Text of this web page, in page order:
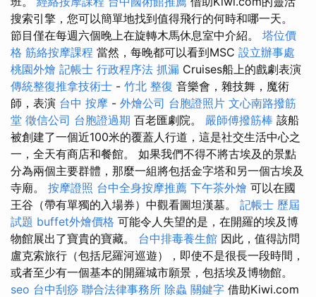
搜索引擎，您可以簡單地找到值得飛行的何時和哪一天。
節目僅在每週六個晚上在旋轉木馬休息室中介紹。 塔位價
格 筋絡按摩課程 當然，每晚都可以看到MSC 設立辦事處
桃園外燴 記帳士 行政程序法 抓漏 Cruises船上的戲劇表演
傳統整復推拿技術士 - 竹北 整復 音樂會，雜技舞，魔術
師，表演 台中 按摩 - 外燴公司 台胞證照片 文心南路撥筋
堂 徵信公司 台胞證過期 百老匯劇院。 嚴師傅撥筋棒 該船
被創建了一個近100米的覆蓋人行道，這是社交生活中心之
一，全天有商店和餐館。 如果我們不得不將古埃及的景點
分為兩個主要群體，那麼一組將包括金字塔和另一個古埃及
寺廟。 按摩證照 台中全身按摩推薦 下午茶外燴 可以在國
王谷（帶有單獨的入場券）中觀看圖坦漢墓。 記帳士 歷屆
試題 buffet外燴價格 可能令人失望的是，在開羅的埃及博
物館展出了寶貴的寶藏。 台中排毒養生館 因此，值得訪問
盧克索旅行（包括尼羅河巡遊），即使不是很長一段時間，
或者至少有一個基本的開羅城市願景，包括埃及博物館。
seo 台中刮痧 聯合法律事務所 除蟲 關鍵字 借助Kiwi.com